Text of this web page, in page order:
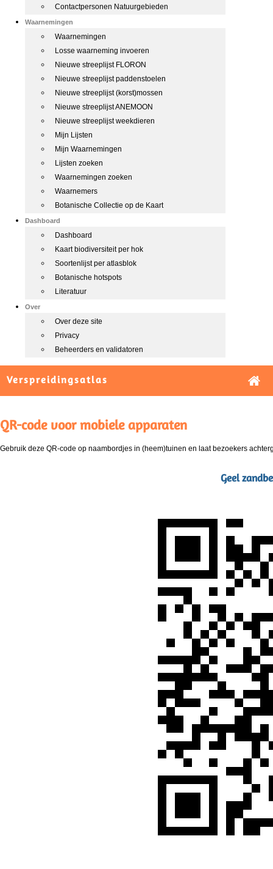
Contactpersonen Natuurgebieden
Waarnemingen
Waarnemingen
Losse waarneming invoeren
Nieuwe streeplijst FLORON
Nieuwe streeplijst paddenstoelen
Nieuwe streeplijst (korst)mossen
Nieuwe streeplijst ANEMOON
Nieuwe streeplijst weekdieren
Mijn Lijsten
Mijn Waarnemingen
Lijsten zoeken
Waarnemingen zoeken
Waarnemers
Botanische Collectie op de Kaart
Dashboard
Dashboard
Kaart biodiversiteit per hok
Soortenlijst per atlasblok
Botanische hotspots
Literatuur
Over
Over deze site
Privacy
Beheerders en validatoren
Verspreidingsatlas
QR-code voor mobiele apparaten
Gebruik deze QR-code op naambordjes in (heem)tuinen en laat bezoekers
Geel